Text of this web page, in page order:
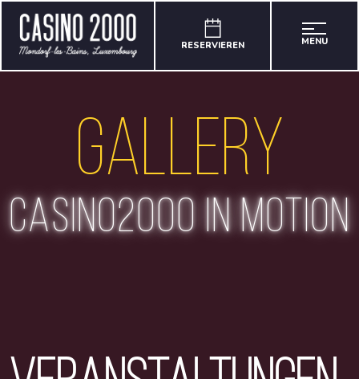
RESERVIEREN MENU
Gallery
casino2000 in motion